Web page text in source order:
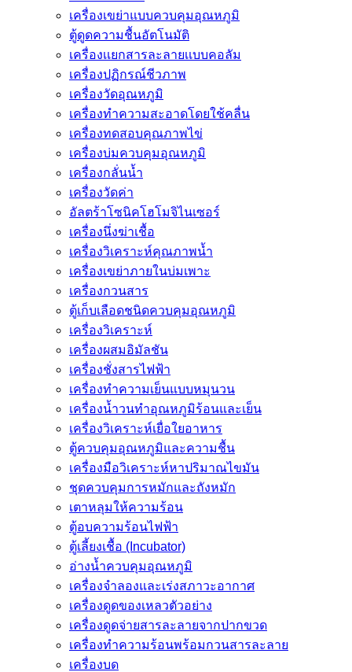
เครื่องเขย่าแบบควบคุมอุณหภูมิ
ตู้ดูดความชื้นอัตโนมัติ
เครื่องเเยกสารละลายเเบบคอลัม
เครื่องปฏิกรณ์ชีวภาพ
เครื่องวัดอุณหภูมิ
เครื่องทำความสะอาดโดยใช้คลื่น
เครื่องทดสอบคุณภาพไข่
เครื่องบ่มควบคุมอุณหภูมิ
เครื่องกลั่นน้ำ
เครื่องวัดค่า
อัลตร้าโซนิคโฮโมจิไนเซอร์
เครื่องนึ่งฆ่าเชื้อ
เครื่องวิเคราะห์คุณภาพน้ำ
เครื่องเขย่าภายในบ่มเพาะ
เครื่องกวนสาร
ตู้เก็บเลือดชนิดควบคุมอุณหภูมิ
เครื่องวิเคราะห์
เครื่องผสมอิมัลชัน
เครื่องชั่งสารไฟฟ้า
เครื่องทำความเย็นแบบหมุนวน
เครื่องน้ำวนทำอุณหภูมิร้อนและเย็น
เครื่องวิเคราะห์เยื่อใยอาหาร
ตู้ควบคุมอุณหภูมิและความชื้น
เครื่องมือวิเคราะห์หาปริมาณไขมัน
ชุดควบคุมการหมักและถังหมัก
เตาหลุมให้ความร้อน
ตู้อบความร้อนไฟฟ้า
ตู้เลี้ยงเชื้อ (Incubator)
อ่างน้ำควบคุมอุณหภูมิ
เครื่องจำลองและเร่งสภาวะอากาศ
เครื่องดูดของเหลวตัวอย่าง
เครื่องดูดจ่ายสารละลายจากปากขวด
เครื่องทำความร้อนพร้อมกวนสารละลาย
เครื่องบด